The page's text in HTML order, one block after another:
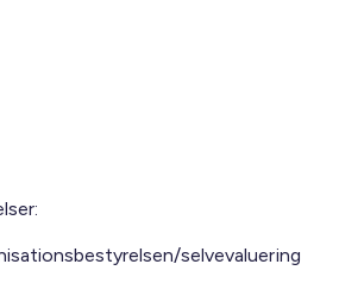
selvevaluering